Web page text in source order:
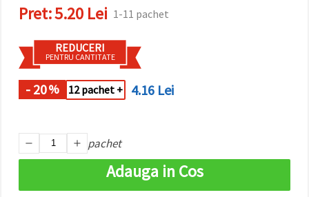
clic pe
"acceptati
indicați
preferințele
selectând
un tip de
pe butonul
"Salvați"
Аcceptati
Pret:5.20 Lei 1-11 pachet
REDUCERI
PENTRU CANTITATE
- 20% 12 pachet + 4.16 Lei
pachet
Adauga in Cos